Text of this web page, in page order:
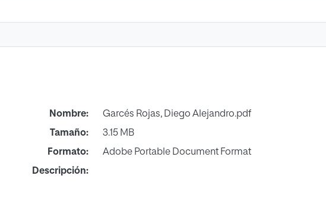
Nombre:
Garcés Rojas, Diego Alejandro.pdf
Tamaño:
3.15 MB
Formato:
Adobe Portable Document Format
Descripción: